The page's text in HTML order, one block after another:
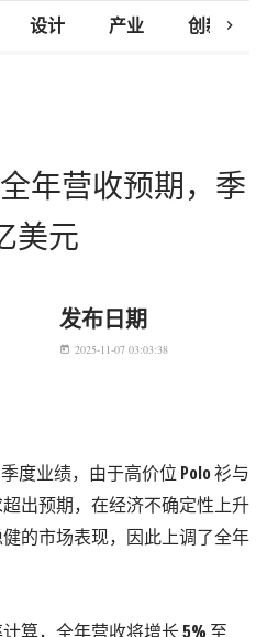
设计 产业 创新研究
chevron_right
全年营收预期，季
美元
发布日期
today 2025-11-07 03:03:38
季度业绩，由于高价位 Polo 衫与
出预期，在经济不确定性上升
的市场表现，因此上调了全年
算，全年营收将增长 5% 至